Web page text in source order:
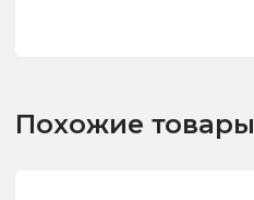
Похожие товары